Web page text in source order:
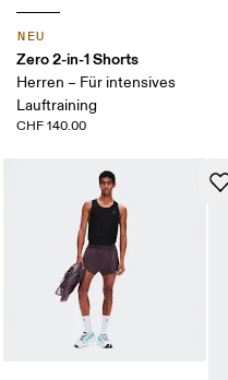
NEU
Zero 2-in-1 Shorts
Herren – Für intensives
Lauftraining
CHF 140.00